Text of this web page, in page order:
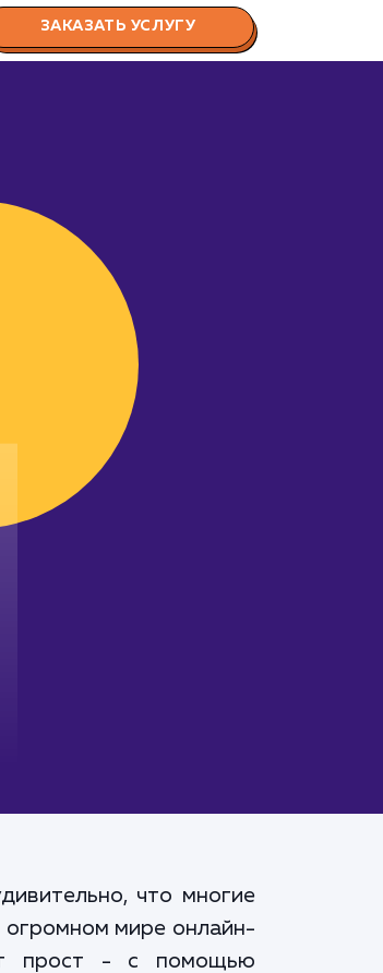
ЗАКАЗАТЬ УСЛУГУ
что многие
огромном мире онлайн-
прост - с помощью